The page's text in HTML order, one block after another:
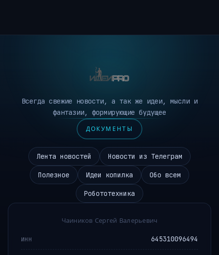
Всегда свежие новости, а так же идеи, мысли и
фантазии, формирующие будущее
ДОКУМЕНТЫ
Лента новостей Новости из Телеграм
Полезное Идеи копилка Обо всем
Робототехника
Чаиников Сергей Валерьевич
ИНН 645310096494